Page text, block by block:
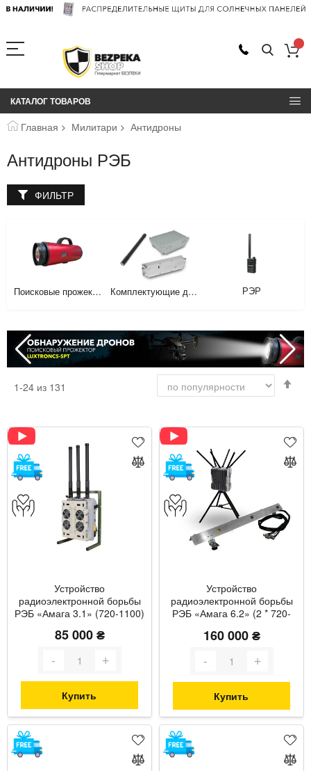
КАТАЛОГ ТОВАРОВ
Главная Милитари Антидроны
Антидроны РЭБ
Поисковые прожекторы (Фонари) Комплектующие для антидроновых систем РЭР
1-24 из 131
Устройство
радиоэлектронной борьбы
РЭБ «Амага 3.1» (720-1100)
85 000 ₴
Купить
Устройство
радиоэлектронной борьбы
РЭБ «Амага 6.2» (2 * 720-
160 000 ₴
Купить
ФИЛЬТР